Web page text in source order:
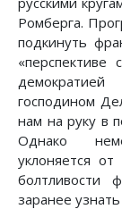
Ромберга.
подкинуть
«перспективе
господином
нам на руку в
Однако
уклоняется
болтливости
заранее